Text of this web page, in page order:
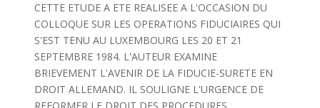
CETTE ETUDE A ETE REALISEE A L'OCCASION DU
COLLOQUE SUR LES OPERATIONS FIDUCIAIRES QUI
S'EST TENU AU LUXEMBOURG LES 20 ET 21
SEPTEMBRE 1984. L'AUTEUR EXAMINE
BRIEVEMENT L'AVENIR DE LA FIDUCIE-SURETE EN
DROIT ALLEMAND. IL SOULIGNE L'URGENCE DE